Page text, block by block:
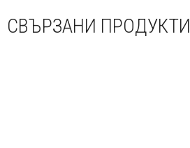
СВЪРЗАНИ ПРОДУКТИ